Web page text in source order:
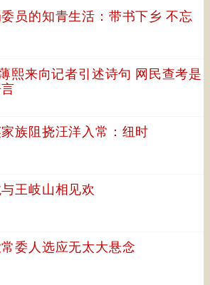
员的知青生活：带书下乡 不忘
熙来向记者引述诗句 网民查考是
族阻挠汪洋入常：纽时
王岐山相见欢
委人选应无太大悬念